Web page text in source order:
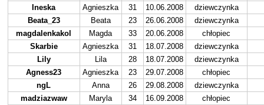
Ineska
Agnieszka 31 10.06.2008
dziewczynka
Beata_23
Beata 23 26.06.2008
dziewczynka
magdalenkakol
Magda 33 20.06.2008
chłopiec
Skarbie
Agnieszka 31 18.07.2008
dziewczynka
Lily
Lila 28 18.07.2008
dziewczynka
Agness23
Agnieszka 23 29.07.2008
chłopiec
ngL
Anna 26 29.08.2008
dziewczynka
madziazwaw
Maryla 34 16.09.2008
chłopiec